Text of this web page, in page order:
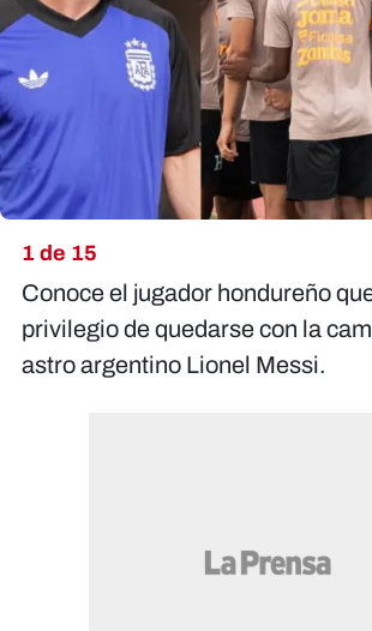
1 de 15
Conoce el jugador hondureño
privilegio de quedarse con la
astro argentino Lionel Messi.